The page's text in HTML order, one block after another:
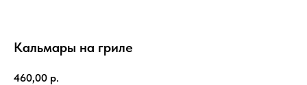
Кальмары на гриле
460,00 р.